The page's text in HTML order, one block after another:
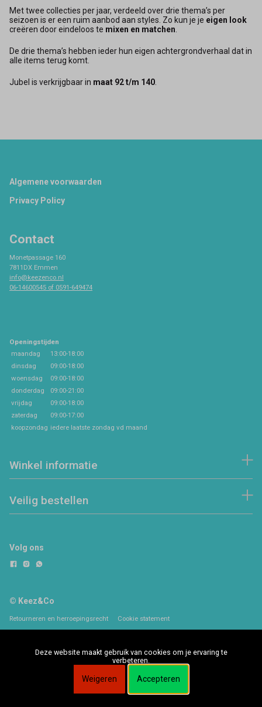
Met twee collecties per jaar, verdeeld over drie thema’s per
seizoen is er een ruim aanbod aan styles. Zo kun je je eigen look
creëren door eindeloos te mixen en matchen
De drie thema’s hebben ieder hun eigen achtergrondverhaal dat in
alle items terug komt.
Jubel is verkrijgbaar in maat 92 t/m 140
Footer
Algemene voorwaarden
Privacy Policy
Contact
Monetpassage 160
7811DX Emmen
info@keezenco.nl
06-14600545 of 0591-649474
Openingstijden
maandag
13:00-18:00
dinsdag
09:00-18:00
woensdag
09:00-18:00
donderdag
09:00-21:00
vrijdag
09:00-18:00
zaterdag
09:00-17:00
koopzondag iedere laatste zondag vd maand
Winkel informatie
Veilig bestellen
Volg ons
© Keez&Co
Retourneren en herroepingsrecht Cookie statement
Deze website maakt gebruik van cookies om je ervaring te
verbeteren.
Weigeren Accepteren